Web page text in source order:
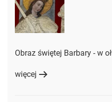
Obraz świętej Barbary - w
więcej